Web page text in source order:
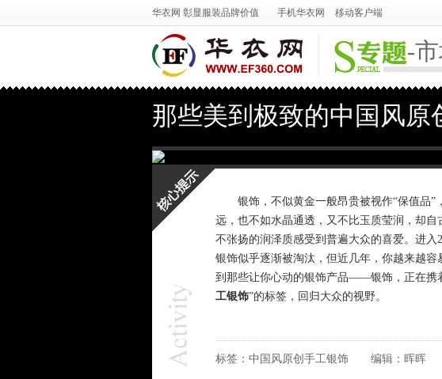
华衣网 彰显服装品牌价值 手机华衣网 移动客户端
-
那些美到极致的中国风原
银饰，不似黄金一般昂贵被视作“保值品”
远，也不如水晶通透，又不比玉质莹润，却自
不张扬的润泽质感受到普遍大众的喜爱。进入
银饰似乎逐渐被淘汰，但近几年，你越来越容
到那些让你心动的银饰产品——银饰，正在携
工银饰”的标签，回归大众的视野。
标签：中国风原创手工银饰 编辑：晖晖